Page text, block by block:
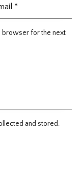
browser for the next
and stored.